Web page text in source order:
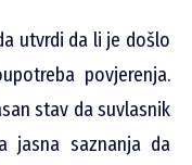
utvrdi da li je došlo
povjerenja.
stav da suvlasnik
jasna saznanja da